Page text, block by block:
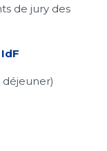
de jury des
déjeuner)